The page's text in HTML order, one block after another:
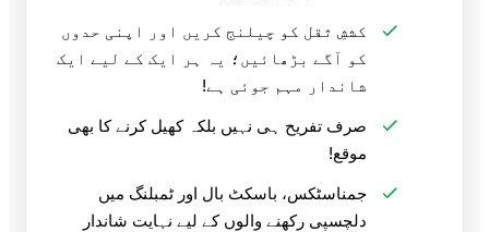
کششِ ثقل کو چیلنج کریں اور اپنی حدوں
کو آگے بڑھائیں؛ یہ ہر ایک کے لیے ایک
شاندار مہم جوئی ہے!
صرف تفریح ہی نہیں بلکہ کھیل کرنے کا بھی
موقع!
جمناسٹکس، باسکٹ بال اور ٹمبلنگ میں
دلچسپی رکھنے والوں کے لیے نہایت شاندار